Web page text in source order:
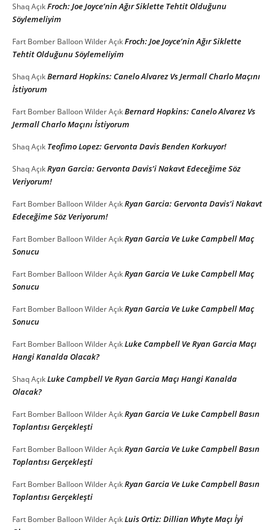
ShaqAçıkFroch: Joe Joyce’nin Ağır Siklette Tehtit Olduğunu
Söylemeliyim
Fart Bomber Balloon WilderAçıkFroch: Joe Joyce’nin Ağır Siklette
Tehtit Olduğunu Söylemeliyim
ShaqAçıkBernard Hopkins: Canelo Alvarez Vs Jermall Charlo Maçını
İstiyorum
Fart Bomber Balloon WilderAçıkBernard Hopkins: Canelo Alvarez Vs
Jermall Charlo Maçını İstiyorum
ShaqAçık Teofimo Lopez: Gervonta Davis Benden Korkuyor!
ShaqAçıkRyan Garcia: Gervonta Davis’i Nakavt Edeceğime Söz
Veriyorum!
Fart Bomber Balloon WilderAçıkRyan Garcia: Gervonta Davis’i Nakavt
Edeceğime Söz Veriyorum!
Fart Bomber Balloon WilderAçıkRyan Garcia Ve Luke Campbell Maç
Sonucu
Fart Bomber Balloon WilderAçıkRyan Garcia Ve Luke Campbell Maç
Sonucu
Fart Bomber Balloon WilderAçıkRyan Garcia Ve Luke Campbell Maç
Sonucu
Fart Bomber Balloon WilderAçıkLuke Campbell Ve Ryan Garcia Maçı
Hangi Kanalda Olacak?
ShaqAçıkLuke Campbell Ve Ryan Garcia Maçı Hangi Kanalda
Olacak?
Fart Bomber Balloon WilderAçıkRyan Garcia Ve Luke Campbell Basın
Toplantısı Gerçekleşti
Fart Bomber Balloon WilderAçıkRyan Garcia Ve Luke Campbell Basın
Toplantısı Gerçekleşti
Fart Bomber Balloon WilderAçıkRyan Garcia Ve Luke Campbell Basın
Toplantısı Gerçekleşti
Fart Bomber Balloon WilderAçıkLuis Ortiz: Dillian Whyte Maçı İyi